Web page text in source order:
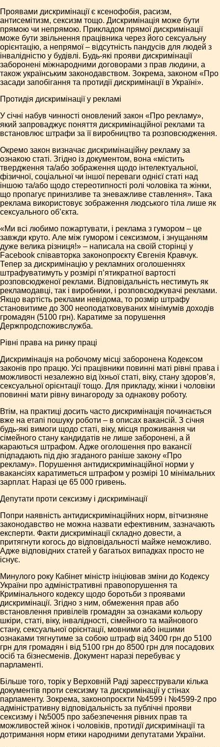
Проявами дискримінації є ксенофобія, расизм,
антисемітизм, сексизм тощо. Дискримінація може бути
прямою чи непрямою. Прикладом прямої дискримінації
може бути звільнення працівника через його сексуальну
орієнтацію, а непрямої – відсутність пандусів для людей з
інвалідністю у будівлі. Будь-які прояви дискримінації
заборонені міжнародними договорами з прав людини, а
також українським законодавством. Зокрема, законом «Про
засади запобігання та протидії дискримінації в Україні».
Протидія дискримінації у рекламі
У січні набув чинності оновлений закон «Про рекламу»,
який запроваджує поняття дискримінаційної реклами та
встановлює штрафи за її виробництво та розповсюдження.
Окремо закон визначає дискримінаційну рекламу за
ознакою статі. Згідно із документом, вона «містить
твердження та/або зображення щодо інтелектуальної,
фізичної, соціальної чи іншої переваги однієї статі над
іншою та/або щодо стереотипності ролі чоловіка та жінки,
що пропагує принизливе та зневажливе ставлення». Така
реклама використовує зображення людського тіла лише як
сексуального об’єкта.
«Ми всі любимо пожартувати, і реклама з гумором – це
завжди круто. Але між гумором і сексизмом, і знущанням
дуже велика різниця!» – написала на своїй сторінці у
Facebook співавторка законопроєкту Євгенія Кравчук.
Тепер за дискримінацію у рекламних оголошеннях
штрафуватимуть у розмірі п’ятикратної вартості
розповсюдженої реклами. Відповідальність нестимуть як
рекламодавці, так і виробники, і розповсюджувачі реклами.
Якщо вартість реклами невідома, то розмір штрафу
становитиме до 300 неоподатковуваних мінімумів доходів
громадян (5100 грн). Каратиме за порушення
Держпродспоживслужба.
Рівні права на ринку праці
Дискримінація на робочому місці заборонена Кодексом
законів про працю. Усі працівники повинні маті рівні права і
можливості незалежно від їхньої статі, віку, стану здоров’я,
сексуальної орієнтації тощо. Для прикладу, жінки і чоловіки
повинні мати рівну винагороду за однакову роботу.
Втім, на практиці досить часто дискримінація починається
вже на етапі пошуку роботи – в описах вакансій. З січня
будь-які вимоги щодо статі, віку, місця проживання чи
сімейного стану кандидатів не лише заборонені, а й
караються штрафом. Адже оголошення про вакансії
підпадають під дію згаданого раніше закону «Про
рекламу». Порушення антидискримінаційної норми у
вакансіях каратиметься штрафом у розмірі 10 мінімальних
зарплат. Наразі це 65 000 гривень.
Депутати проти сексизму і дискримінації
Попри наявність антидискримінаційних норм, вітчизняне
законодавство не можна назвати ефективним, зазначають
експерти. Факти дискримінації складно довести, а
притягнути когось до відповідальності майже неможливо.
Адже відповідних статей у багатьох випадках просто не
існує.
Минулого року Кабінет міністр ініціював зміни до Кодексу
України про адміністративні правопорушення та
Кримінального кодексу щодо боротьби з проявами
дискримінації. Згідно з ним, обмеження прав або
встановлення привілеїв громадян за ознаками кольору
шкіри, статі, віку, інвалідності, сімейного та майнового
стану, сексуальної орієнтації, мовними або іншими
ознаками тягнутиме за собою штраф від 3400 грн до 5100
грн для громадян і від 5100 грн до 8500 грн для посадових
осіб та бізнесменів. Документ наразі перебуває у
парламенті.
Більше того, торік у Верховній Раді зареєстрували кілька
документів проти сексизму та дискримінації у стінах
парламенту. Зокрема, законопроєкти №4599 і №4599-2 про
адміністративну відповідальність за публічні прояви
сексизму і №5005 про забезпечення рівних прав та
можливостей жінок і чоловіків, протидії дискримінації та
дотримання норм етики народними депутатами України.